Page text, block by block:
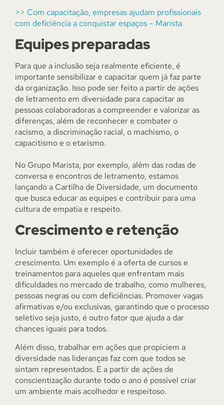
>> Com capacitação, empresas ajudam profissionais
com deficiência a conquistar espaços – Marista
Equipes preparadas
Para que a inclusão seja realmente eficiente, é
importante sensibilizar e capacitar quem já faz parte
da organização. Isso pode ser feito a partir de ações
de letramento em diversidade para capacitar as
pessoas colaboradoras a compreender e valorizar as
diferenças, além de reconhecer e combater o
racismo, a discriminação racial, o machismo, o
capacitismo e o etarismo.
No Grupo Marista, por exemplo, além das rodas de
conversa e encontros de letramento, estamos
lançando a Cartilha de Diversidade, um documento
que busca educar as equipes e contribuir para uma
cultura de empatia e respeito.
Crescimento e retenção
Incluir também é oferecer oportunidades de
crescimento. Um exemplo é a oferta de cursos e
treinamentos para aqueles que enfrentam mais
dificuldades no mercado de trabalho, como mulheres,
pessoas negras ou com deficiências. Promover vagas
afirmativas e/ou exclusivas, garantindo que o processo
seletivo seja justo, é outro fator que ajuda a dar
chances iguais para todos.
Além disso, trabalhar em ações que propiciem a
diversidade nas lideranças faz com que todos se
sintam representados. E a partir de ações de
conscientização durante todo o ano é possível criar
um ambiente mais acolhedor e respeitoso.